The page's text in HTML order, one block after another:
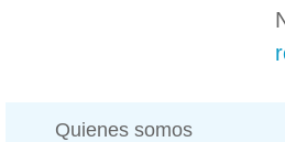
Quienes somos